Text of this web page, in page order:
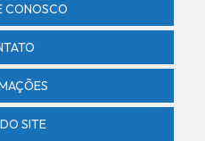
rio verde
verde
CONOSCO
SITE